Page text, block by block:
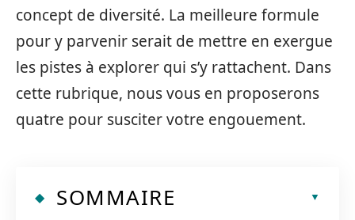
concept de diversité. La meilleure formule
pour y parvenir serait de mettre en exergue
les pistes à explorer qui s’y rattachent. Dans
cette rubrique, nous vous en proposerons
quatre pour susciter votre engouement.
SOMMAIRE